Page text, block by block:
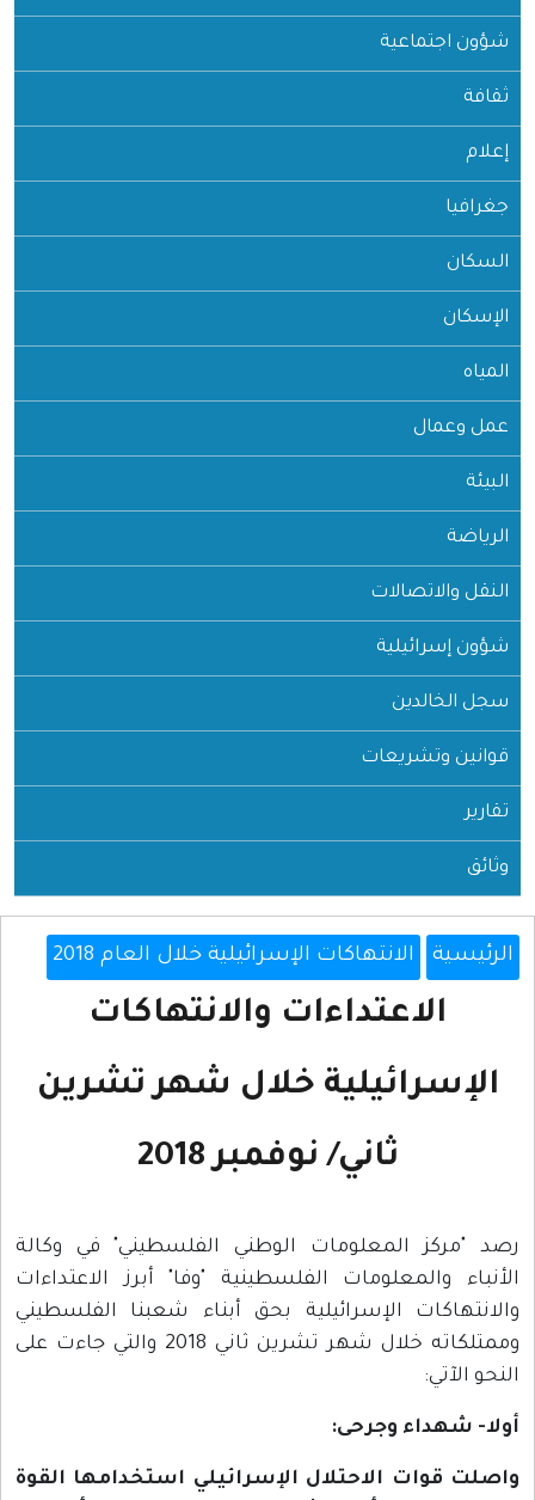
شؤون اجتماعية
ثقافة
إعلام
جغرافيا
السكان
الإسكان
المياه
عمل وعمال
البيئة
الرياضة
النقل والاتصالات
شؤون إسرائيلية
سجل الخالدين
قوانين وتشريعات
تقارير
وثائق
الرئيسية الانتهاكات الإسرائيلية خلال العام 2018
الاعتداءات والانتهاكات
الإسرائيلية خلال شهر تشرين
ثاني/ نوفمبر 2018
"مركز المعلومات الوطني الفلسطيني" في وكالة
والمعلومات الفلسطينية "وفا" أبرز الاعتداءات
الإسرائيلية بحق أبناء شعبنا الفلسطيني
وممتلكاته خلال شهر تشرين ثاني 2018 والتي جاءت على
الآتي:
شهداء وجرحى:
قوات الاحتلال الإسرائيلي استخدامها القوة